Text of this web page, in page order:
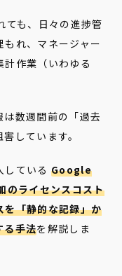
ても、日々の進捗管
れ、マネージャー
計作業（いわゆる
数週間前の「過去
しています。
しているGoogle
ライセンスコスト
を「静的な記録」か
る手法を解説しま